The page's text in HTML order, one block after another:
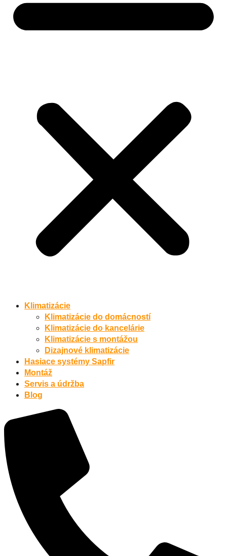
Klimatizácie
Klimatizácie do domácností
Klimatizácie do kancelárie
Klimatizácie s montážou
Dizajnové klimatizácie
Hasiace systémy Sapfir
Montáž
Servis a údržba
Blog